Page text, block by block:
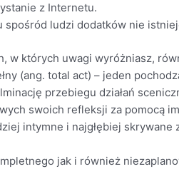
z Internetu.
spośród ludzi dodatków nie
w których uwagi wyróżniasz,
(ang. total act) – jeden
przebiegu działań
swoich refleksji za pomocą
intymne i najgłębiej
jak i również